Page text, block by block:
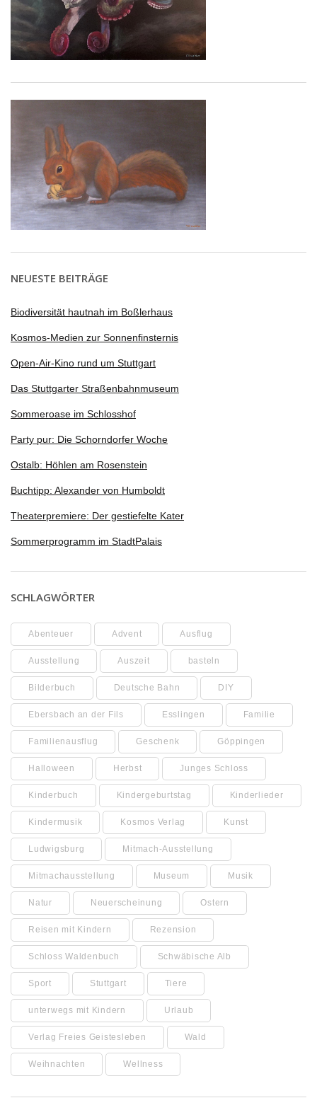
NEUESTE BEITRÄGE
Biodiversität hautnah im Boßlerhaus
Kosmos-Medien zur Sonnenfinsternis
Open-Air-Kino rund um Stuttgart
Das Stuttgarter Straßenbahnmuseum
Sommeroase im Schlosshof
Party pur: Die Schorndorfer Woche
Ostalb: Höhlen am Rosenstein
Buchtipp: Alexander von Humboldt
Theaterpremiere: Der gestiefelte Kater
Sommerprogramm im StadtPalais
SCHLAGWÖRTER
Abenteuer Advent Ausflug
Ausstellung Auszeit basteln
Bilderbuch Deutsche Bahn DIY
Ebersbach an der Fils Esslingen Familie
Familienausflug Geschenk Göppingen
Halloween Herbst Junges Schloss
Kinderbuch Kindergeburtstag Kinderlieder
Kindermusik Kosmos Verlag Kunst
Ludwigsburg Mitmach-Ausstellung
Mitmachausstellung Museum Musik
Natur Neuerscheinung Ostern
Reisen mit Kindern Rezension
Schloss Waldenbuch Schwäbische Alb
Sport Stuttgart Tiere
unterwegs mit Kindern Urlaub
Verlag Freies Geistesleben Wald
Weihnachten Wellness